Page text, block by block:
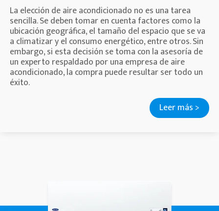
La elección de aire acondicionado no es una tarea
sencilla. Se deben tomar en cuenta factores como la
ubicación geográfica, el tamaño del espacio que se va
a climatizar y el consumo energético, entre otros. Sin
embargo, si esta decisión se toma con la asesoría de
un experto respaldado por una empresa de aire
acondicionado, la compra puede resultar ser todo un
éxito.
Leer más >